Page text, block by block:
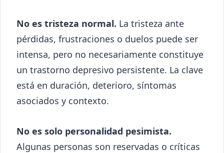
No es tristeza normal. La tristeza ante
pérdidas, frustraciones o duelos puede ser
intensa, pero no necesariamente constituye
un trastorno depresivo persistente. La clave
está en duración, deterioro, síntomas
asociados y contexto.
No es solo personalidad pesimista.
Algunas personas son reservadas o críticas